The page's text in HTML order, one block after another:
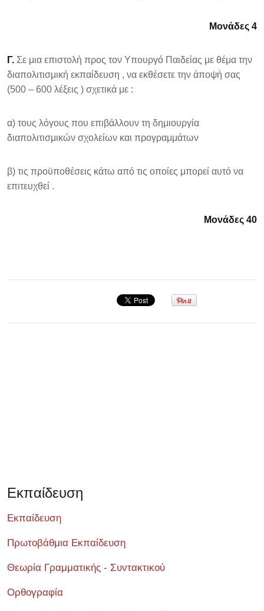
Μονάδες 4
Γ. Σε μια επιστολή προς τον Υπουργό Παιδείας με θέμα την
διαπολιτισμική εκπαίδευση , να εκθέσετε την άποψή σας
(500 – 600 λέξεις ) σχετικά με :
α) τους λόγους που επιβάλλουν τη δημιουργία
διαπολιτισμικών σχολείων και προγραμμάτων
β) τις προϋποθέσεις κάτω από τις οποίες μπορεί αυτό να
επιτευχθεί .
Μονάδες 40
Εκπαίδευση
Εκπαίδευση
Πρωτοβάθμια Εκπαίδευση
Θεωρία Γραμματικής - Συντακτικού
Ορθογραφία